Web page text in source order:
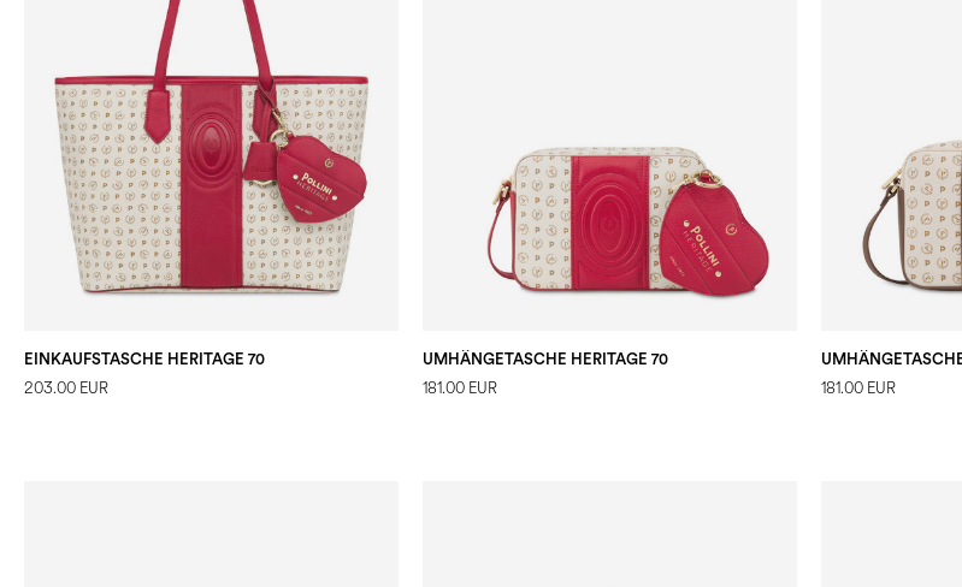
EINKAUFSTASCHE HERITAGE 70
203.00 EUR
UMHÄNGETASCHE HERITAGE 70
181.00 EUR 181.00 EUR